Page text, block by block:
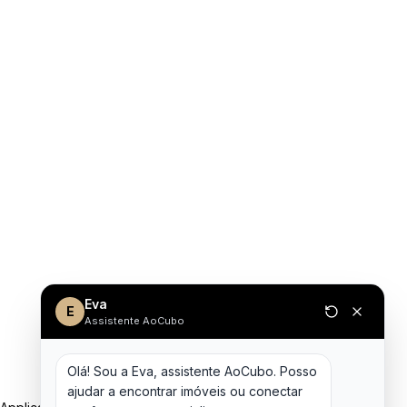
E Eva
Assistente AoCubo
Olá! Sou a Eva, assistente AoCubo. Posso
ajudar a encontrar imóveis ou conectar